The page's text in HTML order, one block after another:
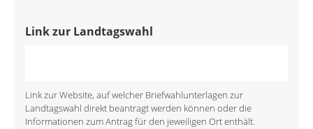
Link zur Landtagswahl
Link zur Website, auf welcher Briefwahlunterlagen zur
Landtagswahl direkt beantragt werden können oder die
Informationen zum Antrag für den jeweiligen Ort enthält.